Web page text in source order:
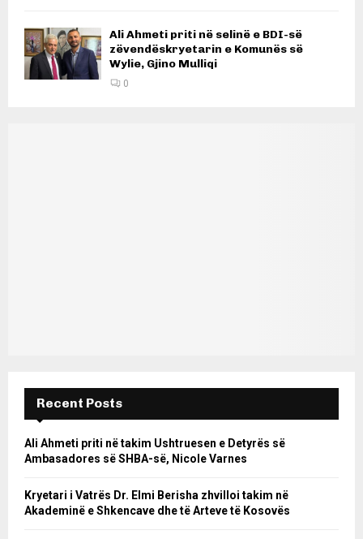
Ali Ahmeti priti në selinë e BDI-së
zëvendëskryetarin e Komunës së
Wylie, Gjino Mulliqi
0
Recent Posts
Ali Ahmeti priti në takim Ushtruesen e Detyrës së
Ambasadores së SHBA-së, Nicole Varnes
Kryetari i Vatrës Dr. Elmi Berisha zhvilloi takim në
Akademinë e Shkencave dhe të Arteve të Kosovës